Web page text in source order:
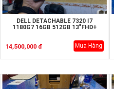
DELL DETACHABLE 7320 I7
1180G7 16GB 512GB 13"FHD+
14,500,000 đ Mua Hàng